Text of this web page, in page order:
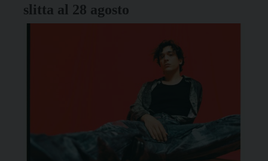
slitta al 28 agosto